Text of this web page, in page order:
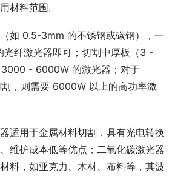
材料范围。
如 0.5-3mm 的不锈钢或碳钢），一
纤激光器即可；切割中厚板（3 -
3000 - 6000W 的激光器；对于
，则需要 6000W 以上的高功率激
适用于金属材料切割，具有光电转换
维护成本低等优点；二氧化碳激光器
料，如亚克力、木材、布料等，其波